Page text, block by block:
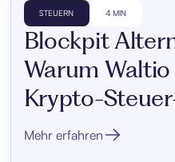
STEUERN 4 MIN
Blockpit
Warum
Krypto-
Mehr erfahren